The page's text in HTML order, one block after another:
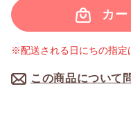
カ
この商品について
※配送される日にちの指定